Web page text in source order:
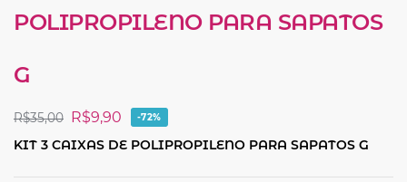
POLIPROPILENO PARA SAPATOS
G
R$35,00 R$9,90 -72%
KIT 3 CAIXAS DE POLIPROPILENO PARA SAPATOS G